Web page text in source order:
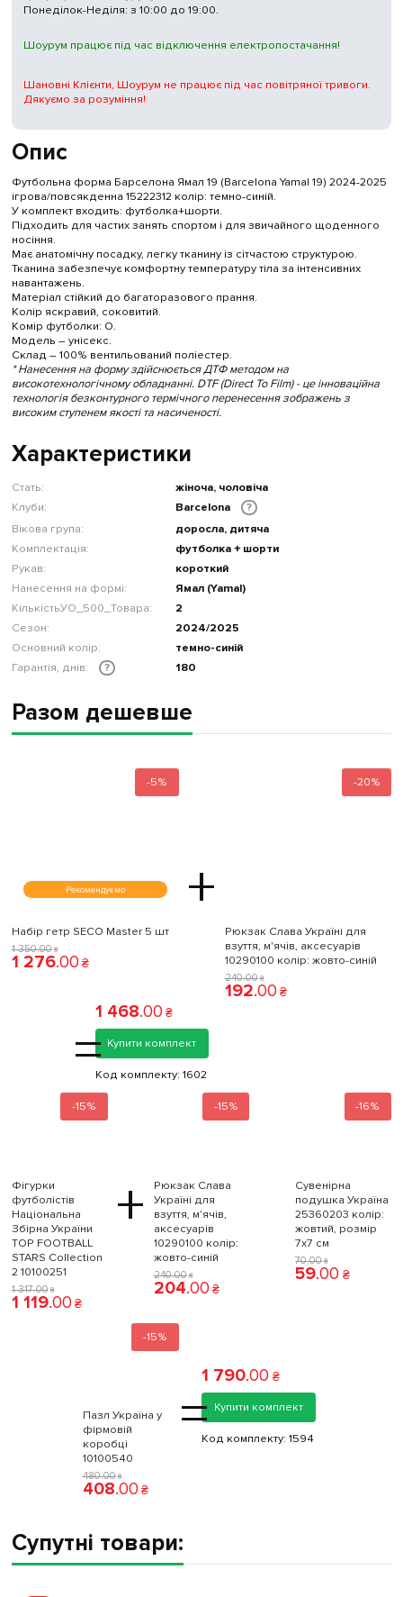
Опис
Футбольна форма Барселона Ямал 19 (Barcelona Yamal 19) 2024-2025
ігрова/повсякденна 15222312 колiр: темно-синій.
У комплект входить: футболка+шорти.
Підходить для частих занять спортом і для звичайного щоденного
носіння.
Має анатомічну посадку, легку тканину із сітчастою структурою.
Тканина забезпечує комфортну температуру тіла за інтенсивних
навантажень.
Матеріал стійкий до багаторазового прання.
Колір яскравий, соковитий.
Комір футболки: O.
Модель – унісекс.
Склад – 100% вентильований поліестер.
* Нанесення на форму здійснюється ДТФ методом на
високотехнологічному обладнанні. DTF (Direct To Film) - це інноваційна
технологія безконтурного термічного перенесення зображень з
високим ступенем якості та насиченості.
Характеристики
Стать:
жіноча, чоловіча
Клуби:
Barcelona
?
Вікова група:
доросла, дитяча
Комплектація:
футболка + шорти
Рукав:
короткий
Нанесення на формі:
Ямал (Yamal)
КількістьУО_500_Товара:
2
Сезон:
2024/2025
Основний колір:
темно-синій
Гарантія, днів:
? 180
Понеділок-Неділя: з 10:00 до 19:00.
Шоурум працює під час відключення електропостачання!
Шановні Клієнти, Шоурум не працює під час повітряної тривоги.
Дякуємо за розуміння!
Разом дешевше
-5%
Рекомендуємо +
Набір гетр SECO Master 5 шт
1 350.00 ₴
1 276.00 ₴
-20%
Рюкзак Слава Україні для
взуття, м'ячів, аксесуарів
10290100 колiр: жовто-синій
240.00 ₴
192.00 ₴
=
1 468.00 ₴
Купити комплект
Код комплекту: 1602
-15%
+
Фігурки
футболістів
Національна
Збірна України
TOP FOOTBALL
STARS Collection
2 10100251
1 317.00 ₴
1 119.00 ₴
-15%
Рюкзак Слава
Україні для
взуття, м'ячів,
аксесуарів
10290100 колiр:
жовто-синій
240.00 ₴
204.00 ₴
-16%
Сувенірна
подушка Україна
25360203 колiр:
жовтий, розмір
7x7 см
70.00 ₴
59.00 ₴
-15%
Пазл Україна у
фірмовій
коробці
10100540
480.00 ₴
408.00 ₴
=
1 790.00 ₴
Купити комплект
Код комплекту: 1594
Супутні товари: